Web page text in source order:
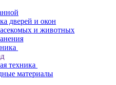
дверей и окон
и животных
техника
материалы